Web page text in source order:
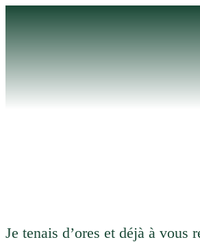
Aller
contenu
Je tenais d’ores et déjà à